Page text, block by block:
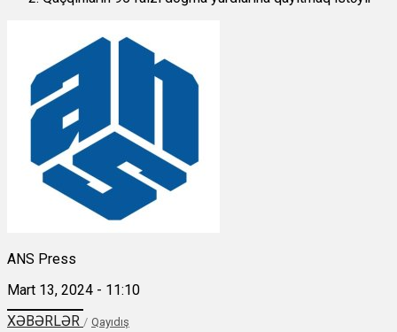
ANS Press
Mart 13, 2024 - 11:10
XƏBƏRLƏR / Qayıdış